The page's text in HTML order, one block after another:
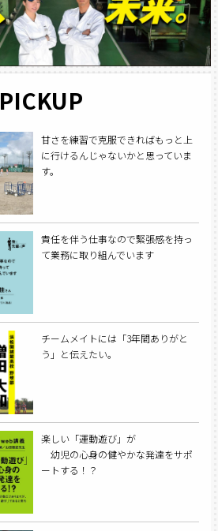
PICKUP
甘さを練習で克服できればもっと上
に行けるんじゃないかと思っていま
す。
責任を伴う仕事なので緊張感を持っ
て業務に取り組んでいます
チームメイトには「3年間ありがと
う」と伝えたい。
楽しい「運動遊び」が
幼児の心身の健やかな発達をサポ
ートする！？